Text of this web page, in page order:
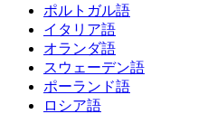
ポルトガル語
イタリア語
オランダ語
スウェーデン語
ポーランド語
ロシア語